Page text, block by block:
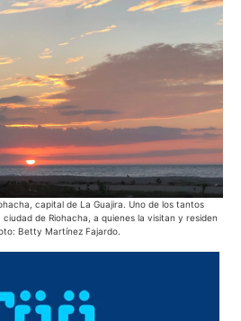
capital de La Guajira. Uno de los tantos
de Riohacha, a quienes la visitan y residen
Betty Martínez Fajardo.